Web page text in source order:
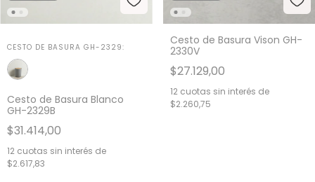
CESTO DE BASURA GH-2329:
Cesto de Basura Blanco
GH-2329B
$31.414,00
12 cuotas sin interés de
$2.617,83
Cesto de Basura Vison GH-
2330V
$27.129,00
12 cuotas sin interés de
$2.260,75